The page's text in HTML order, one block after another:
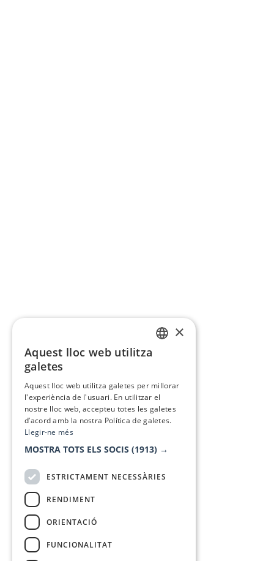
×
Aquest lloc web utilitza
galetes
Aquest lloc web utilitza galetes per millorar
l'experiència de l'usuari. En utilitzar el
nostre lloc web, accepteu totes les galetes
d’acord amb la nostra Política de galetes.
Llegir-ne més
MOSTRA TOTS ELS SOCIS (1913) →
ESTRICTAMENT NECESSÀRIES
RENDIMENT
ORIENTACIÓ
FUNCIONALITAT